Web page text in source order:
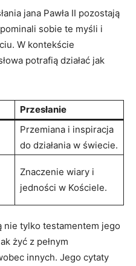
jana Pawła II pozostają
sobie ‍te myśli i
W kontekście
potrafią działać jak
Przesłanie
Przemiana ⁢i inspiracja
do działania w świecie.
Znaczenie wiary‍ i
jedności ⁢w ⁤Kościele.
nie tylko testamentem jego
​żyć z pełnym
innych. Jego cytaty